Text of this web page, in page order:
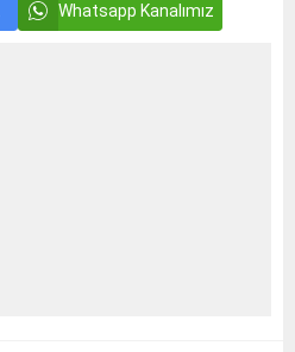
Whatsapp Kanalımız